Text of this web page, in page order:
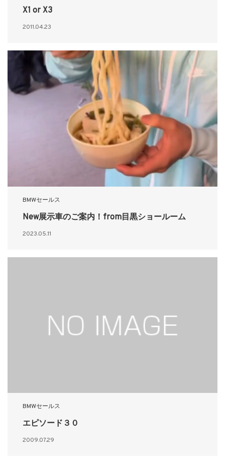
X1 or X3
2011.04.23
BMWセールス
New展示車のご案内！from目黒ショールーム
2023.05.11
BMWセールス
エピソード３０
2009.07.29